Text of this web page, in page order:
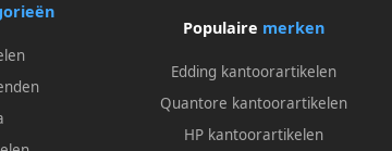
Populaire merken
Edding kantoorartikelen
Quantore kantoorartikelen
HP kantoorartikelen